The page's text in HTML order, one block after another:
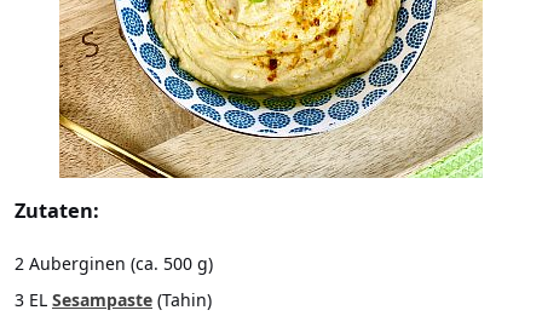
Zutaten:
2 Auberginen (ca. 500 g)
3 EL Sesampaste (Tahin)